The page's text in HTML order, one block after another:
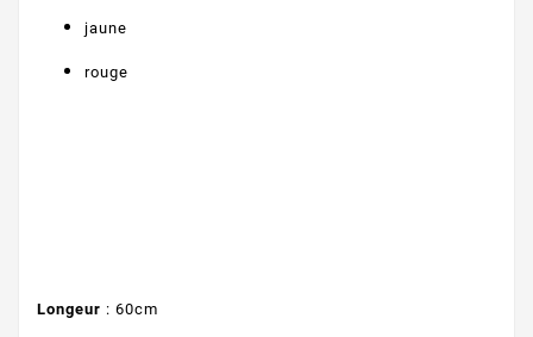
jaune
rouge
Longeur : 60cm